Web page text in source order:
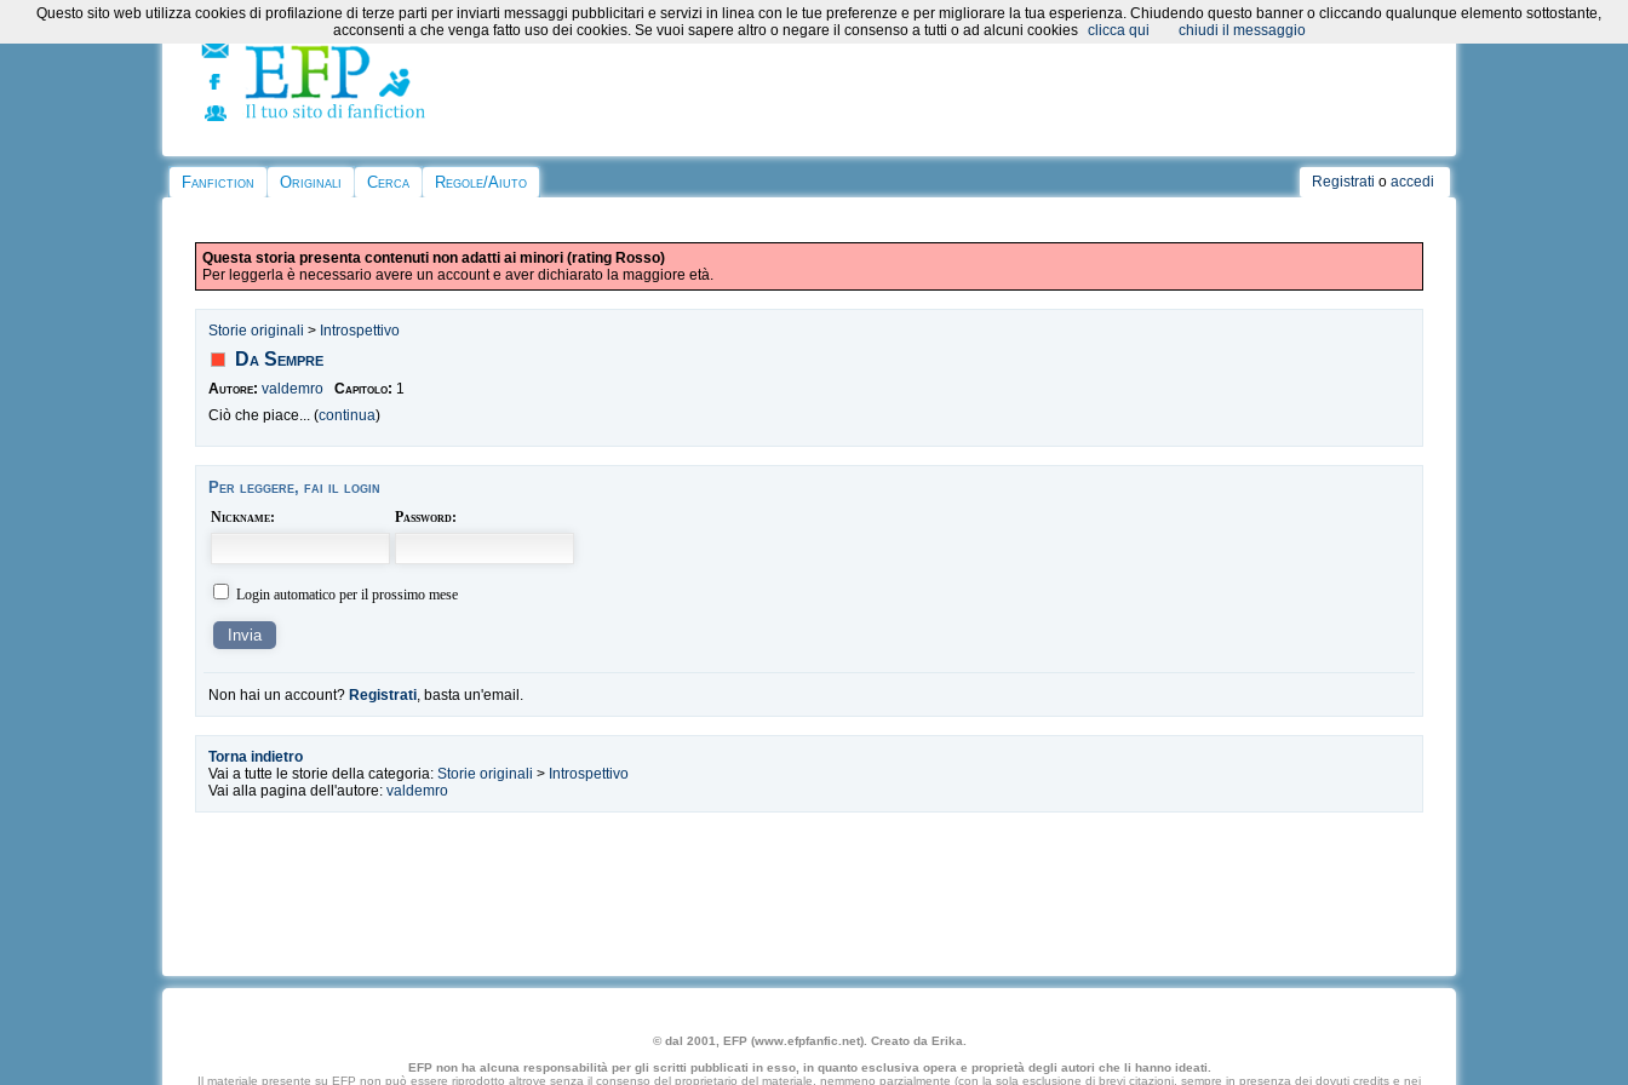
Fanfiction Originali Cerca Regole/Aiuto Registrati o accedi
Questa storia presenta contenuti non adatti ai minori (rating Rosso)
Per leggerla è necessario avere un account e aver dichiarato la maggiore età.
Storie originali > Introspettivo
Da Sempre
Autore: valdemro Capitolo: 1
Ciò che piace... (continua)
Per leggere, fai il login
Nickname: Password:
Login automatico per il prossimo mese
Non hai un account? Registrati, basta un'email.
Torna indietro
Vai a tutte le storie della categoria:Storie originali > Introspettivo
Vai alla pagina dell'autore:valdemro
© dal 2001, EFP (www.efpfanfic.net). Creato da Erika.
EFP non ha alcuna responsabilità per gli scritti pubblicati in esso, in quanto esclusiva opera e proprietà degli autori che li hanno ideati.
Il materiale presente su EFP non può essere riprodotto altrove senza il consenso del proprietario del materiale, nemmeno parzialmente (con la sola esclusione di brevi citazioni, sempre in presenza dei dovuti credits e nei
Questo sito web utilizza cookies di profilazione di terze parti per inviarti messaggi pubblicitari e servizi in linea con le tue preferenze e per migliorare la tua esperienza. Chiudendo questo banner o cliccando qualunque elemento sottostante,
acconsenti a che venga fatto uso dei cookies. Se vuoi sapere altro o negare il consenso a tutti o ad alcuni cookies
clicca qui chiudi il messaggio